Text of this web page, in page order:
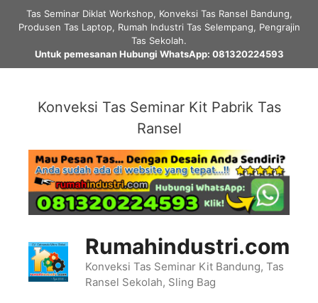
Tas Seminar Diklat Workshop, Konveksi Tas Ransel Bandung,
Produsen Tas Laptop, Rumah Industri Tas Selempang, Pengrajin
Tas Sekolah.
Untuk pemesanan Hubungi WhatsApp: 081320224593
Konveksi Tas Seminar Kit Pabrik Tas
Ransel
Rumahindustri.com
Konveksi Tas Seminar Kit Bandung, Tas
Ransel Sekolah, Sling Bag